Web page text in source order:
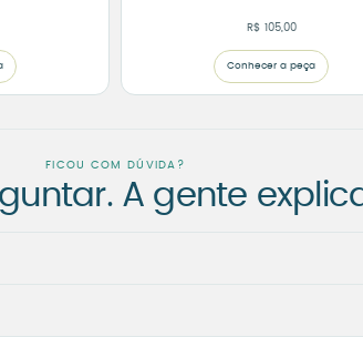
R$ 105,00
Conhecer a peça
FICOU COM DÚVIDA?
A gente